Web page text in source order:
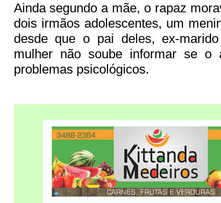
Ainda segundo a mãe, o rapaz
dois irmãos adolescentes, um
desde que o pai deles, ex-
mulher não soube informar se o
problemas psicológicos.